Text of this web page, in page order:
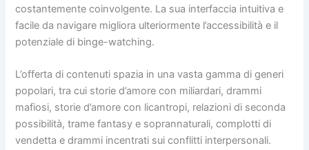
costantemente coinvolgente. La sua interfaccia intuitiva e
facile da navigare migliora ulteriormente l’accessibilità e il
potenziale di binge-watching.
L’offerta di contenuti spazia in una vasta gamma di generi
popolari, tra cui storie d’amore con miliardari, drammi
mafiosi, storie d’amore con licantropi, relazioni di seconda
possibilità, trame fantasy e soprannaturali, complotti di
vendetta e drammi incentrati sui conflitti interpersonali.